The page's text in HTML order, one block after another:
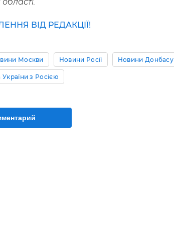
ВІД РЕДАКЦІЇ!
Москви Новини Росії Новини Донбасу
України з Росією